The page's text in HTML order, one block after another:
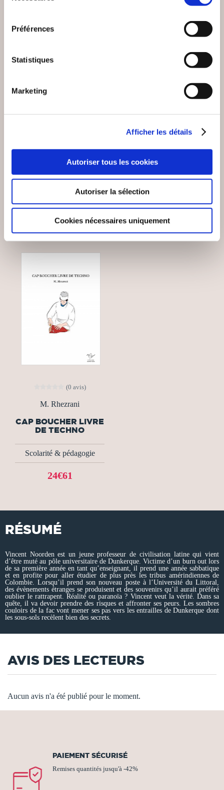
Préférences
Statistiques
Marketing
Afficher les détails
Autoriser tous les cookies
Autoriser la sélection
Cookies nécessaires uniquement
EN QUESTION
8€49
JP MONIER
SI J'AI RAISON ...
7€04
(0 avis)
M. Rhezrani
CAP BOUCHER LIVRE
DE TECHNO
Scolarité & pédagogie
24€61
RÉSUMÉ
Vincent Noorden est un jeune professeur de civilisation latine qui vient
d’être muté au pôle universitaire de Dunkerque. Victime d’un burn out lors
de sa première année en tant qu’enseignant, il prend une année sabbatique
et en profite pour aller étudier de plus près les tribus amérindiennes de
Colombie. Lorsqu’il prend son nouveau poste à l’Université du Littoral,
des évènements étranges se produisent et des souvenirs qu’il aurait préféré
oublier le rattrapent. Réalité ou paranoïa ? Vincent veut la vérité. Dans sa
quête, il va devoir prendre des risques et affronter ses peurs. Les sombres
couloirs de la fac vont mener ses pas vers les entrailles de Dunkerque dont
les sous-sols recèlent bien des secrets.
AVIS DES LECTEURS
Aucun avis n'a été publié pour le moment.
PAIEMENT SÉCURISÉ
Remises quantités jusqu'à -42%